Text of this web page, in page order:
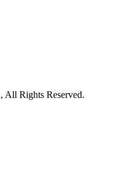
Rights Reserved.